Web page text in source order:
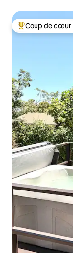
Coups de cœur
Coup de cœur